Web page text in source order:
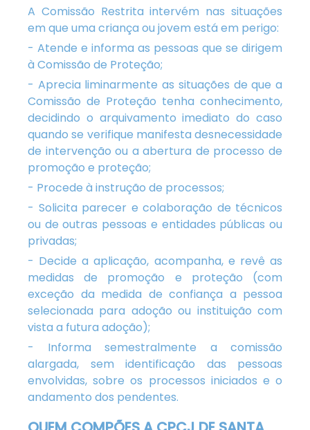
A Comissão Restrita intervém nas situações
em que uma criança ou jovem está em perigo:
- Atende e informa as pessoas que se dirigem
à Comissão de Proteção;
- Aprecia liminarmente as situações de que a
Comissão de Proteção tenha conhecimento,
decidindo o arquivamento imediato do caso
quando se verifique manifesta desnecessidade
de intervenção ou a abertura de processo de
promoção e proteção;
- Procede à instrução de processos;
- Solicita parecer e colaboração de técnicos
ou de outras pessoas e entidades públicas ou
privadas;
- Decide a aplicação, acompanha, e revê as
medidas de promoção e proteção (com
exceção da medida de confiança a pessoa
selecionada para adoção ou instituição com
vista a futura adoção);
- Informa semestralmente a comissão
alargada, sem identificação das pessoas
envolvidas, sobre os processos iniciados e o
andamento dos pendentes.